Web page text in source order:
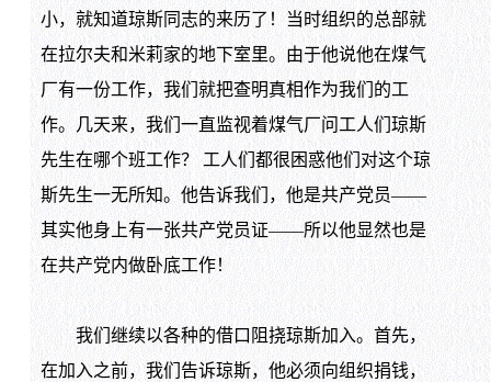
小，就知道琼斯同志的来历了！当时组织的总部就
在拉尔夫和米莉家的地下室里。由于他说他在煤气
厂有一份工作，我们就把查明真相作为我们的工
作。几天来，我们一直监视着煤气厂问工人们琼斯
先生在哪个班工作？ 工人们都很困惑他们对这个琼
斯先生一无所知。他告诉我们，他是共产党员——
其实他身上有一张共产党员证——所以他显然也是
在共产党内做卧底工作！
我们继续以各种的借口阻挠琼斯加入。首先，
在加入之前，我们告诉琼斯，他必须向组织捐钱，